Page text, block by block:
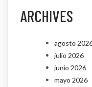
ARCHIVES
agosto
julio 2026
junio 2026
mayo 2026